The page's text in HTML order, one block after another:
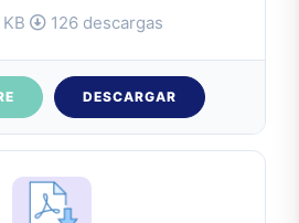
126 descargas
DESCARGAR